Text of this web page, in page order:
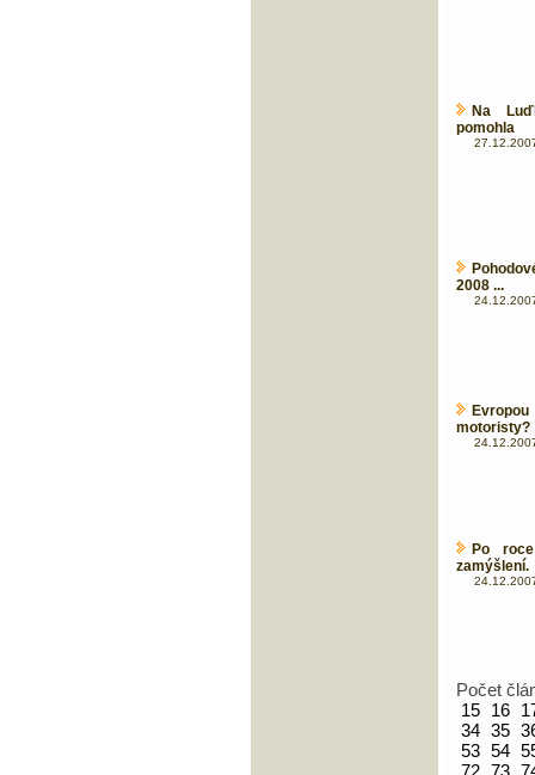
Na
pomohla
2008 ...
motoristy?
Po
zamýšlení.
Počet
15 16
34 35
53 54
72 73